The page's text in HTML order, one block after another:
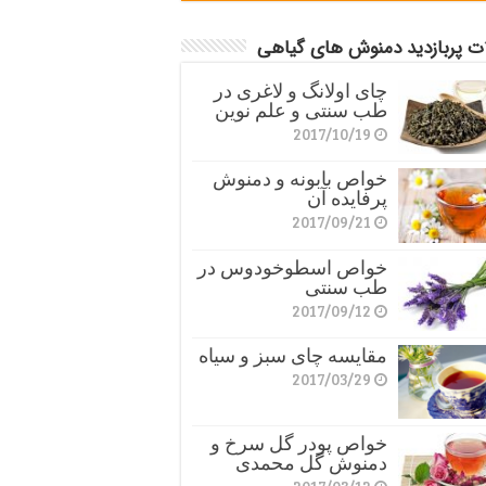
پربازدید دمنوش های گیاهی
چای اولانگ و لاغری در
طب سنتی و علم نوین
2017/10/19
خواص بابونه و دمنوش
پرفایده آن
2017/09/21
خواص اسطوخودوس در
طب سنتی
2017/09/12
مقایسه چای سبز و سیاه
2017/03/29
خواص پودر گل سرخ و
دمنوش گل محمدی